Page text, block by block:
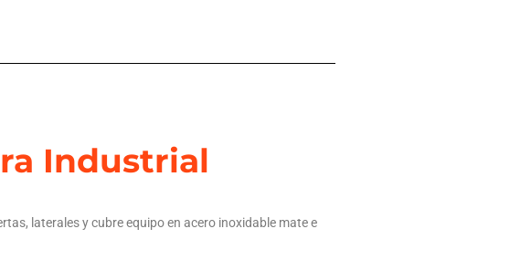
Industrial
laterales y cubre equipo en acero inoxidable mate e